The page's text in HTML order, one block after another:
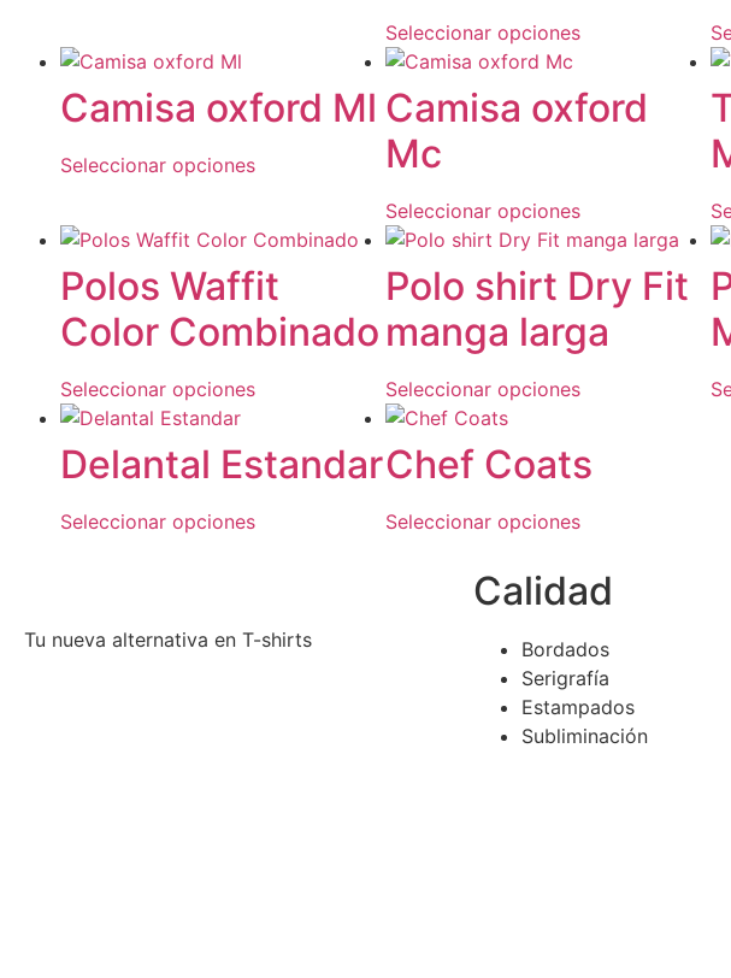
Seleccionar opciones
Camisa oxford Ml
Seleccionar opciones
Camisa oxford
Mc
Seleccionar opciones
Polos Waffit
Color Combinado
Seleccionar opciones
Polo shirt Dry Fit
manga larga
Seleccionar opciones
Delantal Estandar
Seleccionar opciones
Chef Coats
Seleccionar opciones
Tu nueva alternativa en T-shirts
Calidad
Bordados
Serigrafía
Estampados
Subliminación